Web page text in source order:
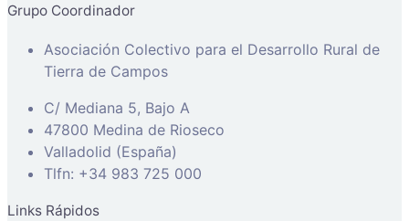
Grupo Coordinador
Asociación Colectivo para el Desarrollo Rural de
Tierra de Campos
C/ Mediana 5, Bajo A
47800 Medina de Rioseco
Valladolid (España)
Tlfn: +34 983 725 000
Links Rápidos